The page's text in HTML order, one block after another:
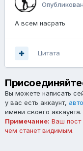
А всем насрать
Цитата
Вы можете написать
у вас есть аккаунт,
имени своего аккаунта.
Примечание: Ваш пост
чем станет видимым.